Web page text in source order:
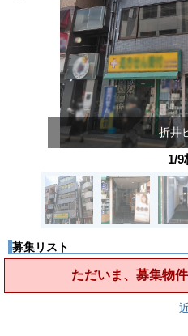
折井
1/9
募集リスト
ただいま、募集物